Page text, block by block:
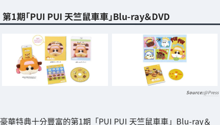
第1期「PUI PUI 天竺鼠車車」Blu-ray＆DVD
@Press
豪華特典十分豐富的第1期「PUI PUI 天竺鼠車車」Blu-ray＆